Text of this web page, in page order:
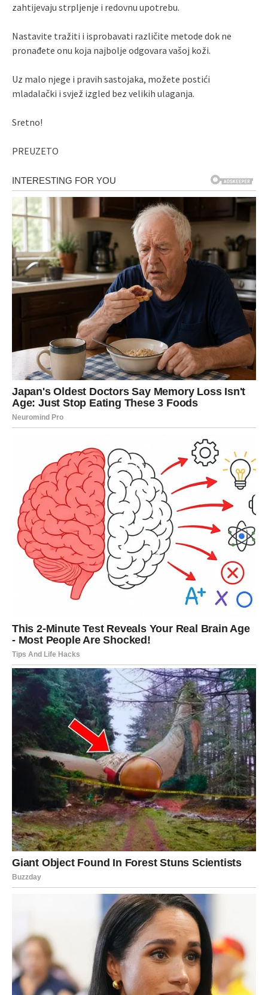
zahtijevaju strpljenje i redovnu upotrebu.
Nastavite tražiti i isprobavati različite metode dok ne
pronađete onu koja najbolje odgovara vašoj koži.
Uz malo njege i pravih sastojaka, možete postići
mladalački i svjež izgled bez velikih ulaganja.
Sretno!
PREUZETO